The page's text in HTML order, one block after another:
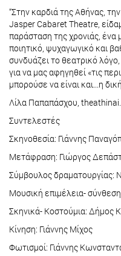
“Στην καρδιά της Αθήνας,
Jasper Cabaret Theatre,
παράσταση της χρονιάς, ένα
ποιητικό, ψυχαγωγικό και
συνδυάζει το θεατρικό
για να μας αφηγηθεί «τις
μπορούσε να είναι και...η
Λίλα Παπαπάσχου,
Συντελεστές
Σκηνοθεσία: Γιάννης
Μετάφραση: Γιώργος
Σύμβουλος δραματουργίας:
Μουσική επιμέλεια-
Σκηνικά- Κοστούμια: Δήμος
Κίνηση: Γιάννης Μίχος
Φωτισμοί: Γιάννης